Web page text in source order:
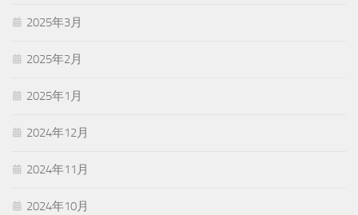
2025年3月
2025年2月
2025年1月
2024年12月
2024年11月
2024年10月